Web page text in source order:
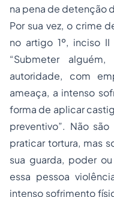
na pena de detenção
Por sua vez, o crime
no artigo 1º, inciso
“Submeter
autoridade, com
ameaça, a intenso
forma de aplicar
preventivo”. Não
praticar tortura, mas
sua guarda, poder
essa pessoa
intenso sofrimento